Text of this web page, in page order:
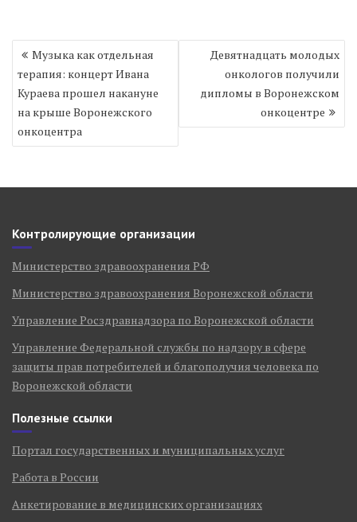
Навигация
по
записям
Музыка как отдельная
терапия: концерт Ивана
Кураева прошел накануне
на крыше Воронежского
онкоцентра
Девятнадцать молодых
онкологов получили
дипломы в Воронежском
онкоцентре
Контролирующие организации
Министерство здравоохранения РФ
Министерство здравоохранения Воронежской области
Управление Росздравнадзора по Воронежской области
Управление Федеральной службы по надзору в сфере
защиты прав потребителей и благополучия человека по
Воронежской области
Полезные ссылки
Портал государственных и муниципальных услуг
Работа в России
Анкетирование в медицинских организациях